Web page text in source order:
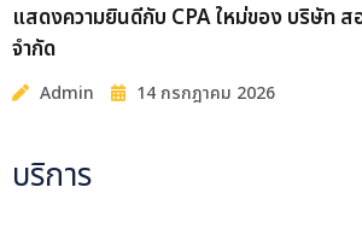
แสดงความยินดีกับ CPA ใหม่ของ บริษัท
จำกัด
Admin 14 กรกฎาคม 2026
บริการ